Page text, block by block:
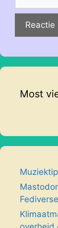
Most